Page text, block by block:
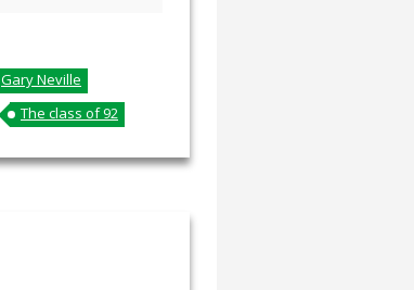
Gary Neville
The class of 92